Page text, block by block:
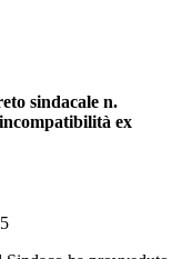
sindacale n.
ex